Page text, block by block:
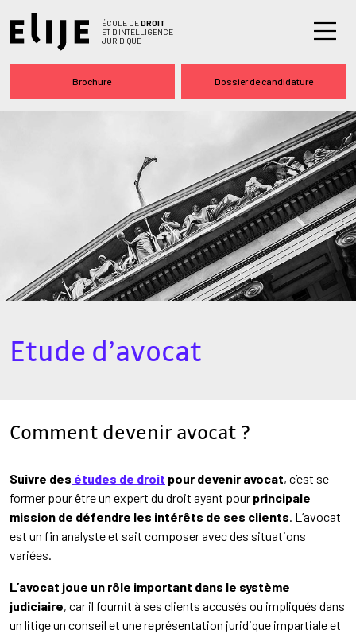
Etude d’avocat
Comment devenir avocat ?
Suivre des études de droit pour devenir avocat, c’est se
former pour être un expert du droit ayant pour principale
mission de défendre les intérêts de ses clients. L’avocat
est un fin analyste et sait composer avec des situations
variées.
L’avocat joue un rôle important dans le système
judiciaire, car il fournit à ses clients accusés ou impliqués dans
un litige un conseil et une représentation juridique impartiale et
ÉCOLE DEDROIT
ET D'INTELLIGENCE
JURIDIQUE
Brochure Dossier de candidature